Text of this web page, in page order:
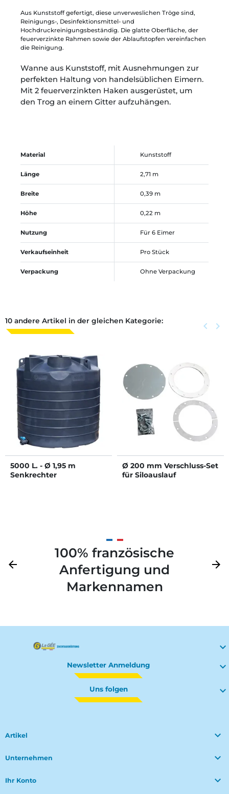
Aus Kunststoff gefertigt, diese unverweslichen Tröge sind,
Reinigungs-, Desinfektionsmittel- und
Hochdruckreinigungsbeständig. Die glatte Oberfläche, der
feuerverzinkte Rahmen sowie der Ablaufstopfen vereinfachen
die Reinigung.
Wanne aus Kunststoff, mit Ausnehmungen zur
perfekten Haltung von handelsüblichen Eimern.
Mit 2 feuerverzinkten Haken ausgerüstet, um
den Trog an einem Gitter aufzuhängen.
Material Kunststoff
Länge 2,71 m
Breite 0,39 m
Höhe 0,22 m
Nutzung Für 6 Eimer
Verkaufseinheit Pro Stück
Verpackung Ohne Verpackung
10 andere Artikel in der gleichen Kategorie: Zurück
keyboard_arrow_left keyboard_arrow_right
5000 L. - Ø 1,95 m
Senkrechter
Ø 200 mm Verschluss-Set
für Siloauslauf
Zurück
arrow_back
100% französische
Anfertigung und
Markennamen
Weiter
arrow_forward

Newsletter Anmeldung 
Uns folgen 
Artikel 
Unternehmen 
Ihr Konto 